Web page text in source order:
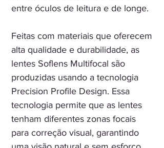
entre óculos de leitura e de longe.
Feitas com materiais que oferecem
alta qualidade e durabilidade, as
lentes Soflens Multifocal são
produzidas usando a tecnologia
Precision Profile Design. Essa
tecnologia permite que as lentes
tenham diferentes zonas focais
para correção visual, garantindo